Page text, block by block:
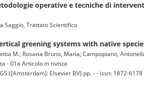
operative e tecniche di
Saggio, Trattato Scientifico
greening systems with native
M.; Rosaria Bruno, Maria; Campopiano,
- 01a Articolo in rivista
([Amsterdam]: Elsevier BV) pp. - - issn: 1872-